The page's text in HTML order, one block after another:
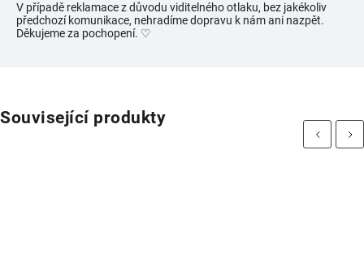
V případě reklamace z důvodu viditelného otlaku, bez jakékoliv
předchozí komunikace, nehradíme dopravu k nám ani nazpět.
Děkujeme za pochopení. ♡
Související produkty
Previous Next